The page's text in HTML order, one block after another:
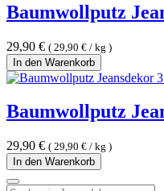
Baumwollputz
29,90 € ( 29,90 € / kg )
In den Warenkorb
Baumwollputz
29,90 € ( 29,90 € / kg )
In den Warenkorb